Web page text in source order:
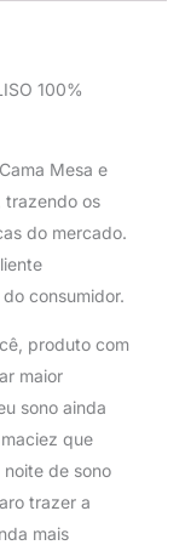
100%
Mesa e
trazendo os
do mercado.
consumidor.
produto com
maior
sono ainda
que
de sono
trazer a
mais